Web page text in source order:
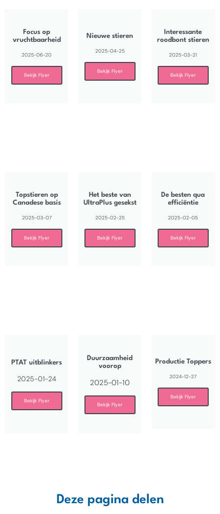
Focus op
vruchtbaarheid
2025-06-20
Bekijk Flyer
Nieuwe stieren
2025-04-25
Bekijk Flyer
Interessante
roodbont stieren
2025-03-21
Bekijk Flyer
Topstieren op
Canadese basis
2025-03-07
Bekijk Flyer
Het beste van
UltraPlus gesekst
2025-02-25
Bekijk Flyer
De besten qua
efficiëntie
2025-02-05
Bekijk Flyer
PTAT uitblinkers
2025-01-24
Bekijk Flyer
Duurzaamheid
voorop
2025-01-10
Bekijk Flyer
Productie Toppers
2024-12-27
Bekijk Flyer
Deze pagina delen